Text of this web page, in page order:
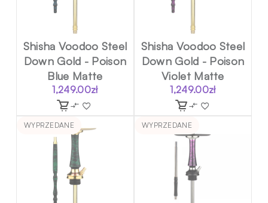
Shisha Voodoo Steel
Down Gold - Poison
Blue Matte
1,249.00zł
Shisha Voodoo Steel
Down Gold - Poison
Violet Matte
1,249.00zł
WYPRZEDANE WYPRZEDANE